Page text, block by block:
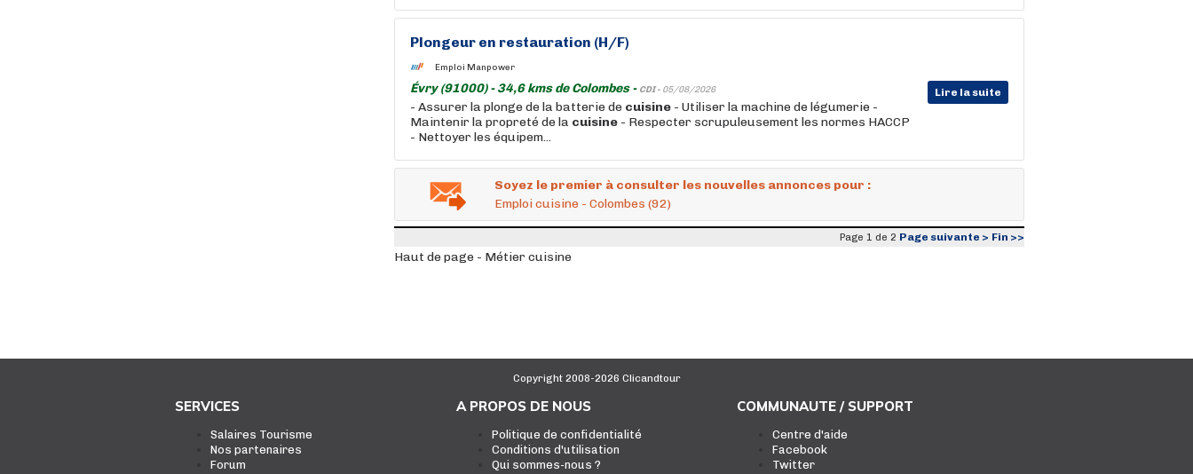
Plongeur en restauration (H/F)
Emploi Manpower
Évry (91000) - 34,6 kms de Colombes - CDI - 05/08/2026 Lire la suite
- Assurer la plonge de la batterie de cuisine - Utiliser la machine de légumerie -
Maintenir la propreté de la cuisine - Respecter scrupuleusement les normes HACCP
- Nettoyer les équipem...
Soyez le premier à consulter les nouvelles annonces pour :
Emploi cuisine - Colombes (92)
Page 1 de 2 Page suivante > Fin >>
Haut de page - Métier cuisine
Copyright 2008-2026 Clicandtour
SERVICES
Salaires Tourisme
Nos partenaires
Forum
A PROPOS DE NOUS
Politique de confidentialité
Conditions d'utilisation
Qui sommes-nous ?
COMMUNAUTE / SUPPORT
Centre d'aide
Facebook
Twitter